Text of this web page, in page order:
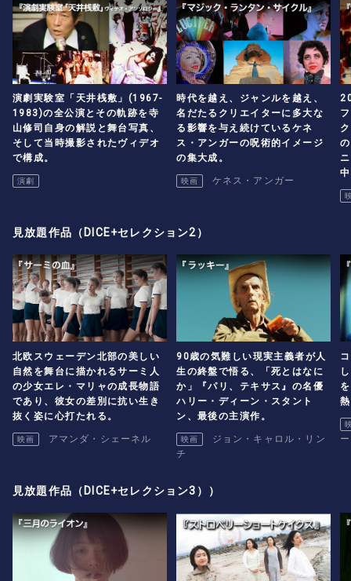
演劇実験室「天井桟敷」(1967-
1983)の全公演とその軌跡を寺
山修司自身の解説と舞台写真、
そして当時撮影されたヴィデオ
で構成。
演劇
時代を越え、ジャンルを越え、
名だたるクリエイターに多大な
る影響を与え続けているケネ
ス・アンガーの呪術的イメージ
の集大成。
映画 ケネス・アンガー
見放題作品（DICE+セレクション2）
北欧スウェーデン北部の美しい
自然を舞台に描かれるサーミ人
の少女エレ・マリャの成長物語
であり、彼女の差別に抗い生き
抜く姿に心打たれる。
映画 アマンダ・シェーネル
90歳の気難しい現実主義者が人
生の終盤で悟る、「死とはなに
か」『パリ、テキサス』の名優
ハリー・ディーン・スタント
ン、最後の主演作。
映画
ジョン・キャロル・リン
チ
見放題作品（DICE+セレクション3））